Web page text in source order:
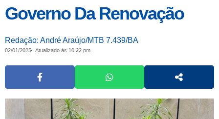
Governo Da Renovação
Redação: André Araújo/MTB 7.439/BA
02/01/2025 Atualizado às 10:22 pm